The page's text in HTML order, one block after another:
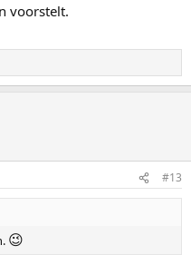
voorstelt.
#13
😉